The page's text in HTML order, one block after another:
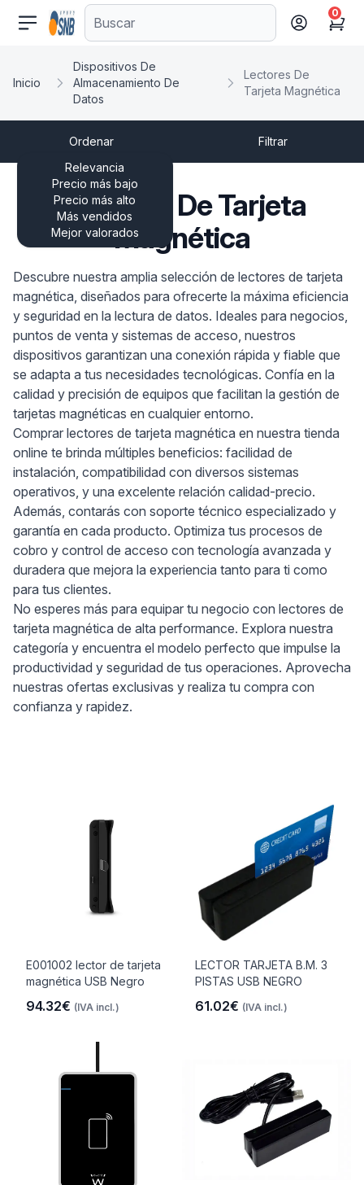
comercioseguro.es
Cart
0
Inicio
Dispositivos De
Almacenamiento De
Datos
Lectores De
Tarjeta Magnética
Ordenar
Relevancia
Precio más bajo
Precio más alto
Más vendidos
Mejor valorados
Filtrar
Lectores De Tarjeta
Magnética
Descubre nuestra amplia selección de lectores de tarjeta
magnética, diseñados para ofrecerte la máxima eficiencia
y seguridad en la lectura de datos. Ideales para negocios,
puntos de venta y sistemas de acceso, nuestros
dispositivos garantizan una conexión rápida y fiable que
se adapta a tus necesidades tecnológicas. Confía en la
calidad y precisión de equipos que facilitan la gestión de
tarjetas magnéticas en cualquier entorno.
Comprar lectores de tarjeta magnética en nuestra tienda
online te brinda múltiples beneficios: facilidad de
instalación, compatibilidad con diversos sistemas
operativos, y una excelente relación calidad-precio.
Además, contarás con soporte técnico especializado y
garantía en cada producto. Optimiza tus procesos de
cobro y control de acceso con tecnología avanzada y
duradera que mejora la experiencia tanto para ti como
para tus clientes.
No esperes más para equipar tu negocio con lectores de
tarjeta magnética de alta performance. Explora nuestra
categoría y encuentra el modelo perfecto que impulse la
productividad y seguridad de tus operaciones. Aprovecha
nuestras ofertas exclusivas y realiza tu compra con
confianza y rapidez.
E001002 lector de tarjeta
magnética USB Negro
94.32€ (IVA incl.)
LECTOR TARJETA B.M. 3
PISTAS USB NEGRO
61.02€ (IVA incl.)